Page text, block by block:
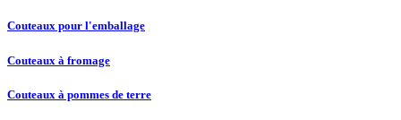
Couteaux pour l'emballage
Couteaux à fromage
Couteaux à pommes de terre